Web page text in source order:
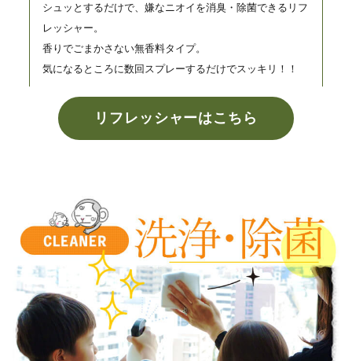
シュッとするだけで、嫌なニオイを消臭・除菌できるリフ
レッシャー。
香りでごまかさない無香料タイプ。
気になるところに数回スプレーするだけでスッキリ！！
リフレッシャーはこちら